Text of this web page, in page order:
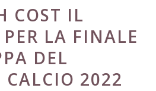
COST IL
LA FINALE
DEL
2022